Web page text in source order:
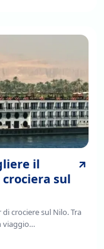
il
sul
crociere sul Nilo. Tra
viaggio